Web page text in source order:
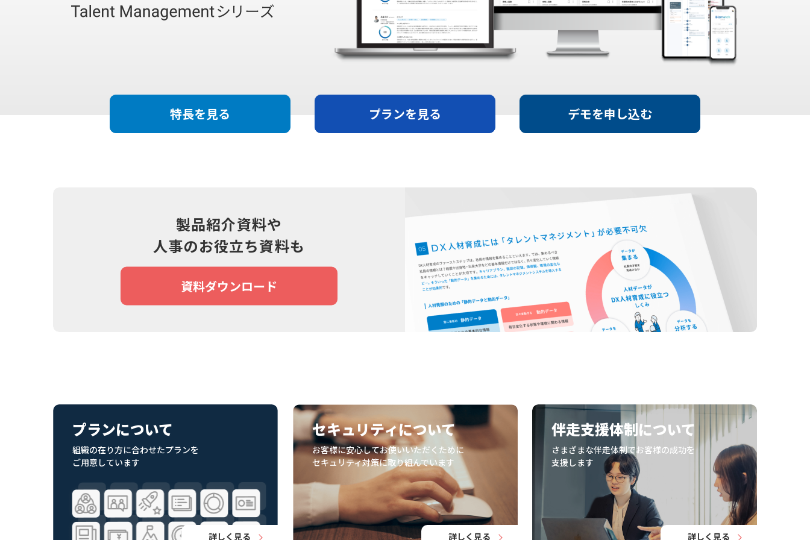
特長を見る プランを見る デモを申し込む
製品紹介資料や
人事のお役立ち資料も
資料ダウンロード
プランについて
組織の在り方に合わせたプランを
ご用意しています
詳しく見る
セキュリティについて
お客様に安心してお使いいただくために
セキュリティ対策に取り組んでいます
詳しく見る
伴走支援体制について
さまざまな伴走体制でお客様の成功を
支援します
詳しく見る